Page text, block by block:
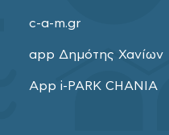
c-a-m.gr
app Δημότης Χανίων
App i-PARK CHANIA